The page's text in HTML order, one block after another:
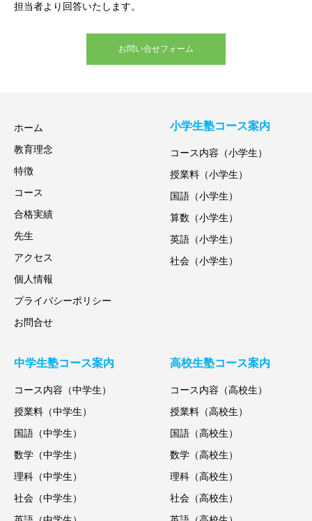
担当者より回答いたします。
お問い合せフォーム
ホーム
教育理念
特徴
コース
合格実績
先生
アクセス
個人情報
プライバシーポリシー
お問合せ
小学生塾コース案内
コース内容（小学生）
授業料（小学生）
国語（小学生）
算数（小学生）
英語（小学生）
社会（小学生）
中学生塾コース案内
コース内容（中学生）
授業料（中学生）
国語（中学生）
数学（中学生）
理科（中学生）
社会（中学生）
高校生塾コース案内
コース内容（高校生）
授業料（高校生）
国語（高校生）
数学（高校生）
理科（高校生）
社会（高校生）